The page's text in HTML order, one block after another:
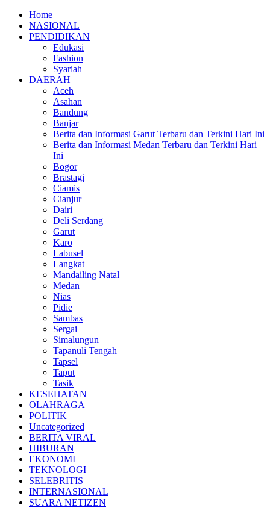
Home
NASIONAL
PENDIDIKAN
Edukasi
Fashion
Syariah
DAERAH
Aceh
Asahan
Bandung
Banjar
Berita dan Informasi Garut Terbaru dan Terkini Hari Ini
Berita dan Informasi Medan Terbaru dan Terkini Hari
Ini
Bogor
Brastagi
Ciamis
Cianjur
Dairi
Deli Serdang
Garut
Karo
Labusel
Langkat
Mandailing Natal
Medan
Nias
Pidie
Sambas
Sergai
Simalungun
Tapanuli Tengah
Tapsel
Taput
Tasik
KESEHATAN
OLAHRAGA
POLITIK
Uncategorized
BERITA VIRAL
HIBURAN
EKONOMI
TEKNOLOGI
SELEBRITIS
INTERNASIONAL
SUARA NETIZEN